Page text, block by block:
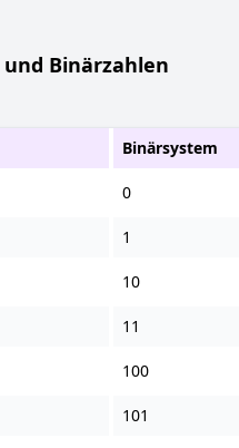
Binärzahlen
Binärsystem
0
1
10
11
100
101